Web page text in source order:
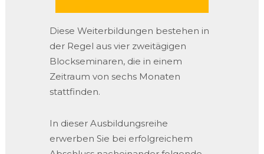
Diese Weiterbildungen bestehen in
der Regel aus vier zweitägigen
Blockseminaren, die in einem
Zeitraum von sechs Monaten
stattfinden.
In dieser Ausbildungsreihe
erwerben Sie bei erfolgreichem